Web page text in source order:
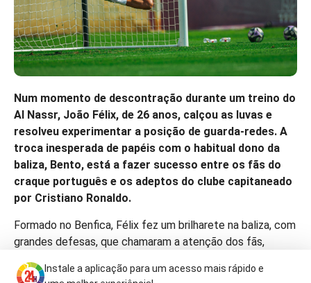
Num momento de descontração durante um treino do
Al Nassr, João Félix, de 26 anos, calçou as luvas e
resolveu experimentar a posição de guarda-redes. A
troca inesperada de papéis com o habitual dono da
baliza, Bento, está a fazer sucesso entre os fãs do
craque português e os adeptos do clube capitaneado
por Cristiano Ronaldo.
Formado no Benfica, Félix fez um brilharete na baliza, com
grandes defesas, que chamaram a atenção dos fãs,
guarda-redes.
Instale a aplicação para um acesso mais rápido e